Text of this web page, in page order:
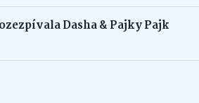
Dasha & Pajky Pajk